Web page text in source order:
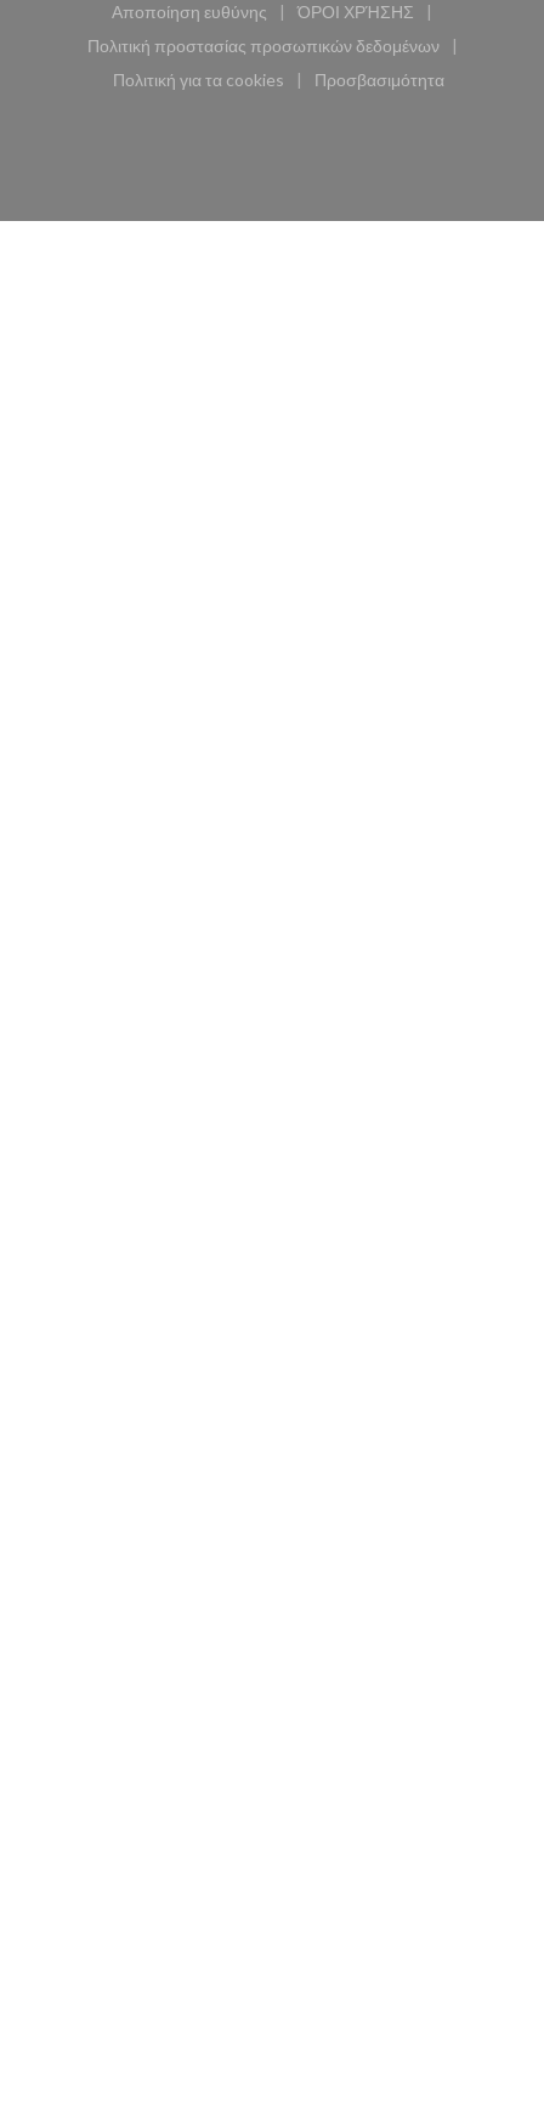
Αποποίηση ευθύνης
((ανοίγει σε νέο παράθυρο))
ΌΡΟΙ ΧΡΉΣΗΣ
((ανοίγει σε νέο
Πολιτική προστασίας προσωπικών δεδομένων
((ανοίγει σε νέο παράθυρο))
Πολιτική για τα cookies
((ανοίγει σε νέο παράθυρο))
Προσβασιμότητα
((ανοίγει σε νέο